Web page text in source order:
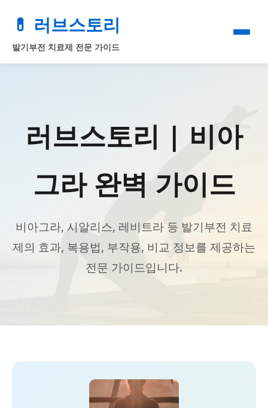
💊 러브스토리
발기부전 치료제 전문 가이드
러브스토리 | 비아
그라 완벽 가이드
비아그라, 시알리스, 레비트라 등 발기부전 치료
제의 효과, 복용법, 부작용, 비교 정보를 제공하는
전문 가이드입니다.